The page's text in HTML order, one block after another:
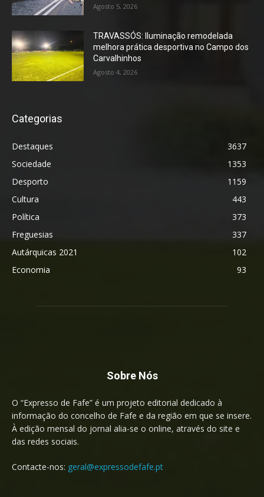
Agosto 5, 2026
TRAVASSÓS: Iluminação remodelada
melhora prática desportiva no Campo dos
Carvalhinhos
Agosto 4, 2026
Categorias
Destaques
3637
Sociedade
1353
Desporto
1159
Cultura
443
Política
373
Freguesias
337
Autárquicas 2021
102
Economia
93
Sobre Nós
O “Expresso de Fafe” é um projeto editorial dedicado à
informação do concelho de Fafe e da região em que se insere.
À edição mensal do jornal alia-se o online, através do site e
das redes sociais.
Contacte-nos: geral@expressodefafe.pt